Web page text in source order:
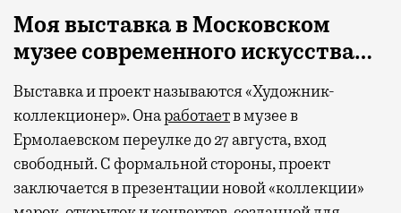
Моя выставка в Московском
музее современного искусства…
Выставка и проект называются «Художник-
коллекционер». Онаработаетв музее в
Ермолаевском переулке до 27 августа, вход
свободный. С формальной стороны, проект
заключается в презентации новой «коллекции»